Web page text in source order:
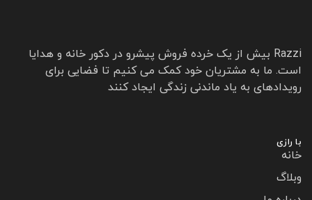
Razzi بیش از یک خرده فروش پیشرو در دکور خانه و هدایا
است. ما به مشتریان خود کمک می کنیم تا فضایی برای
رویدادهای به یاد ماندنی زندگی ایجاد کنند
با رازی
خانه
وبلاگ